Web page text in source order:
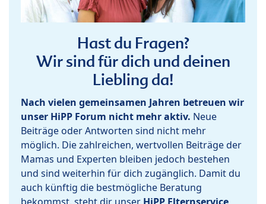
Hast du Fragen?
Wir sind für dich und deinen
Liebling da!
Nach vielen gemeinsamen Jahren betreuen wir
unser HiPP Forum nicht mehr aktiv. Neue
Beiträge oder Antworten sind nicht mehr
möglich. Die zahlreichen, wertvollen Beiträge der
Mamas und Experten bleiben jedoch bestehen
und sind weiterhin für dich zugänglich. Damit du
auch künftig die bestmögliche Beratung